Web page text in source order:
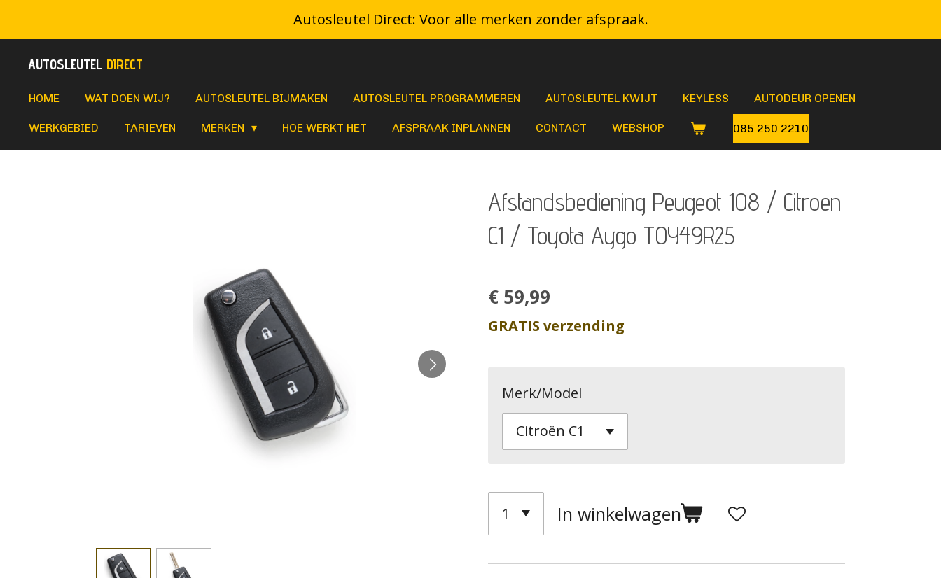
direct
naar
Autosleutel Direct: Voor alle merken zonder afspraak.
AUTOSLEUTEL DIRECT
HOME WAT DOEN WIJ? AUTOSLEUTEL BIJMAKEN AUTOSLEUTEL PROGRAMMEREN AUTOSLEUTEL KWIJT KEYLESS AUTODEUR OPENEN
WERKGEBIED TARIEVEN MERKEN HOE WERKT HET AFSPRAAK INPLANNEN CONTACT WEBSHOP 085 250 2210
Afstandsbediening Peugeot 108 / Citroen
C1 / Toyota Aygo TOY49R25
€ 59,99
GRATIS verzending
Merk/Model
In winkelwagen